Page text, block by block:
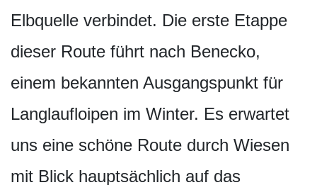
Elbquelle verbindet. Die erste Etappe
dieser Route führt nach Benecko,
einem bekannten Ausgangspunkt für
Langlaufloipen im Winter. Es erwartet
uns eine schöne Route durch Wiesen
mit Blick hauptsächlich auf das